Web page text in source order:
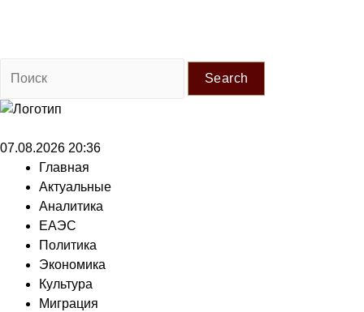
Search
07.08.2026 20:36
Главная
Актуальные
Аналитика
ЕАЭС
Политика
Экономика
Культура
Миграция